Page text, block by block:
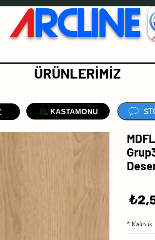
ARCLINE
سعر
Kalınlık
*
KASTAMONU
ÜRÜNLERİMİZ